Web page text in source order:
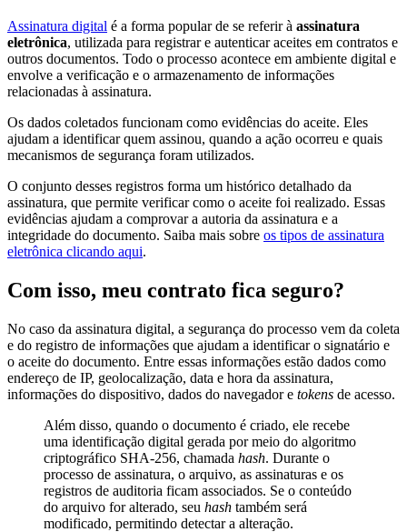
Assinatura digital é a forma popular de se referir à assinatura
eletrônica, utilizada para registrar e autenticar aceites em contratos e
outros documentos. Todo o processo acontece em ambiente digital e
envolve a verificação e o armazenamento de informações
relacionadas à assinatura.
Os dados coletados funcionam como evidências do aceite. Eles
ajudam a identificar quem assinou, quando a ação ocorreu e quais
mecanismos de segurança foram utilizados.
O conjunto desses registros forma um histórico detalhado da
assinatura, que permite verificar como o aceite foi realizado. Essas
evidências ajudam a comprovar a autoria da assinatura e a
integridade do documento. Saiba mais sobre os tipos de assinatura
eletrônica clicando aqui.
Com isso, meu contrato fica seguro?
No caso da assinatura digital, a segurança do processo vem da coleta
e do registro de informações que ajudam a identificar o signatário e
o aceite do documento. Entre essas informações estão dados como
endereço de IP, geolocalização, data e hora da assinatura,
informações do dispositivo, dados do navegador e tokens de acesso.
Além disso, quando o documento é criado, ele recebe
uma identificação digital gerada por meio do algoritmo
criptográfico SHA-256, chamada hash. Durante o
processo de assinatura, o arquivo, as assinaturas e os
registros de auditoria ficam associados. Se o conteúdo
do arquivo for alterado, seu hash também será
modificado, permitindo detectar a alteração.